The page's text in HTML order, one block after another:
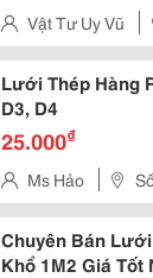
Vật Tư Uy Vũ
Liệt, Hoàng Mai, Hà
Lưới Thép Hàng
D3, D4
25.000₫
Ms Hảo
Chuyên Bán
Khổ 1M2 Giá Tốt